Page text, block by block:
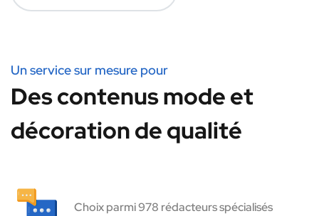
Un service sur mesure pour
Des contenus mode et
décoration de qualité
Choix parmi 978 rédacteurs spécialisés